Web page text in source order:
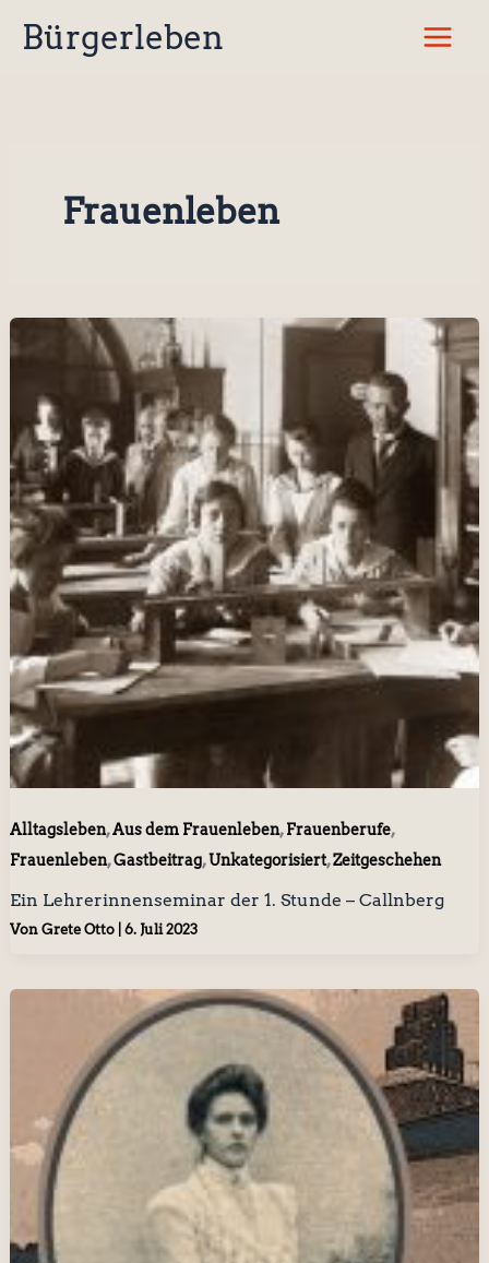
InhaltBürgerleben
Frauenleben
Alltagsleben,Aus dem Frauenleben,Frauenberufe,
Frauenleben,Gastbeitrag,Unkategorisiert,Zeitgeschehen
Ein Lehrerinnenseminar der 1. Stunde – Callnberg
Von Grete Otto 6. Juli 2023